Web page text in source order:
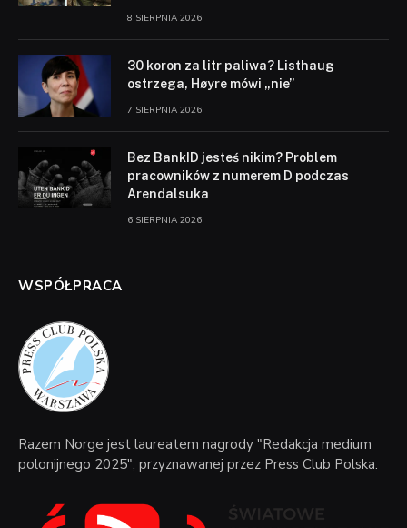
8 SIERPNIA 2026
30 koron za litr paliwa? Listhaug
ostrzega, Høyre mówi „nie”
7 SIERPNIA 2026
Bez BankID jesteś nikim? Problem
pracowników z numerem D podczas
Arendalsuka
6 SIERPNIA 2026
WSPÓŁPRACA
Razem Norge jest laureatem nagrody "Redakcja medium
polonijnego 2025", przyznawanej przez Press Club Polska.